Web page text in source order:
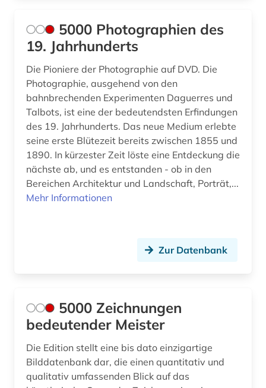
dänemark (4)
dürer (3)
düsseldorf (1)
e-book (1)
e-learning (2)
eames (2)
eberhard (1)
edward s. morse (1)
edward sylvester morse (1)
egon (1)
einblattholzschnitt (1)
5000 Photographien des
19. Jahrhunderts
Die Pioniere der Photographie auf DVD. Die
Photographie, ausgehend von den
bahnbrechenden Experimenten Daguerres und
Talbots, ist eine der bedeutendsten Erfindungen
des 19. Jahrhunderts. Das neue Medium erlebte
seine erste Blütezeit bereits zwischen 1855 und
1890. In kürzester Zeit löste eine Entdeckung die
nächste ab, und es entstanden - ob in den
Bereichen Architektur und Landschaft, Porträt,...
Mehr Informationen
Zur Datenbank
5000 Zeichnungen
bedeutender Meister
Die Edition stellt eine bis dato einzigartige
Bilddatenbank dar, die einen quantitativ und
qualitativ umfassenden Blick auf das